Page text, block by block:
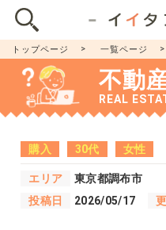
トップページ 一覧ページ
不動
REAL
購入 30代 女性
エリア
東京都調布市
投稿日
2026/05/17